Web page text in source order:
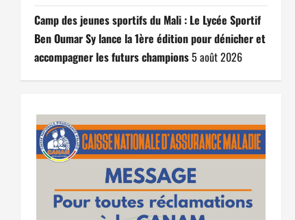
Camp des jeunes sportifs du Mali : Le Lycée Sportif
Ben Oumar Sy lance la 1ère édition pour dénicher et
accompagner les futurs champions5 août 2026